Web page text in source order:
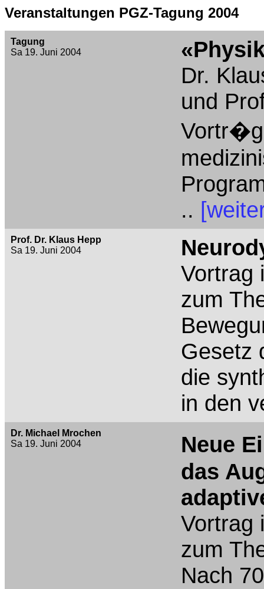
Veranstaltungen PGZ-Tagung 2004
Tagung
Sa 19. Juni 2004
Dr.
und
..
Prof. Dr. Klaus Hepp
Sa 19. Juni 2004
Vortrag
zum
Gesetz
die
in den
Dr. Michael Mrochen
Sa 19. Juni 2004
Neue
das
Vortrag
zum
Nach